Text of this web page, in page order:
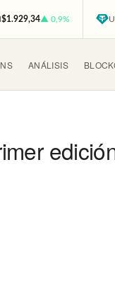
$1.929,34▲ 0,9%
ANÁLISIS